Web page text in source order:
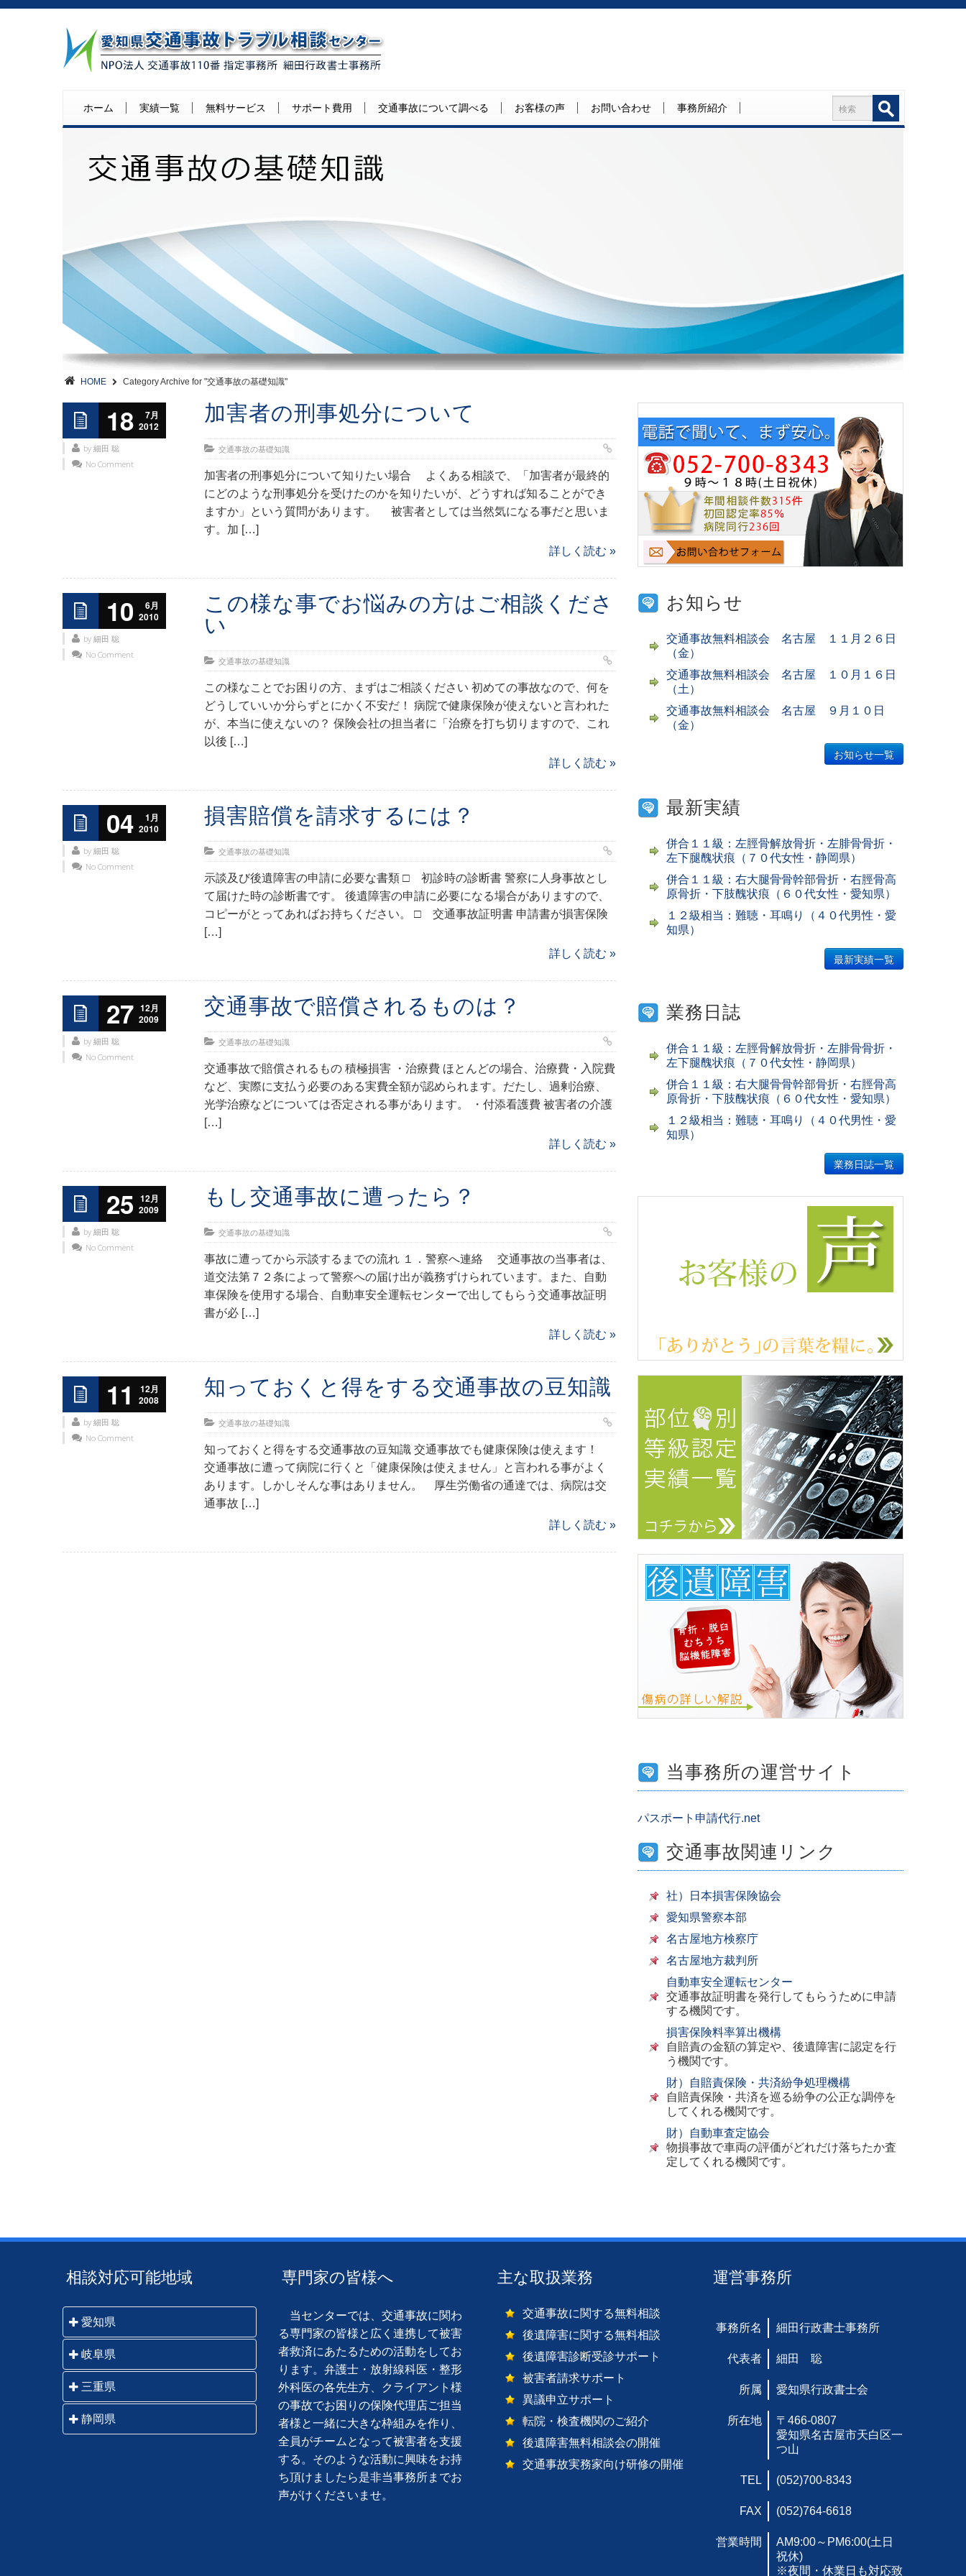
ホーム 実績一覧 無料サービス サポート費用 交通事故について調べる お客様の声 お問い合わせ 事務所紹介
HOME Category Archive for "交通事故の基礎知識"
18
7月
2012
by 細田 聡
No Comment
加害者の刑事処分について
交通事故の基礎知識
加害者の刑事処分について知りたい場合 よくある相談で、「加害者が最終的
にどのような刑事処分を受けたのかを知りたいが、どうすれば知ることができ
ますか」という質問があります。 被害者としては当然気になる事だと思いま
す。加 […]
詳しく読む »
10
6月
2010
by 細田 聡
No Comment
この様な事でお悩みの方はご相談くださ
い
交通事故の基礎知識
この様なことでお困りの方、まずはご相談ください 初めての事故なので、何を
どうしていいか分らずとにかく不安だ！ 病院で健康保険が使えないと言われた
が、本当に使えないの？ 保険会社の担当者に「治療を打ち切りますので、これ
以後 […]
詳しく読む »
04
1月
2010
by 細田 聡
No Comment
損害賠償を請求するには？
交通事故の基礎知識
示談及び後遺障害の申請に必要な書類 □ 初診時の診断書 警察に人身事故とし
て届けた時の診断書です。 後遺障害の申請に必要になる場合がありますので、
コピーがとってあればお持ちください。 □ 交通事故証明書 申請書が損害保険
[…]
詳しく読む »
27 12月
2009
by 細田 聡
No Comment
交通事故で賠償されるものは？
交通事故の基礎知識
交通事故で賠償されるもの 積極損害 ・治療費 ほとんどの場合、治療費・入院費
など、実際に支払う必要のある実費全額が認められます。だたし、過剰治療、
光学治療などについては否定される事があります。 ・付添看護費 被害者の介護
[…]
詳しく読む »
25 12月
2009
by 細田 聡
No Comment
もし交通事故に遭ったら？
交通事故の基礎知識
事故に遭ってから示談するまでの流れ １．警察へ連絡 交通事故の当事者は、
道交法第７２条によって警察への届け出が義務ずけられています。また、自動
車保険を使用する場合、自動車安全運転センターで出してもらう交通事故証明
書が必 […]
詳しく読む »
11
12月
2008
by 細田 聡
No Comment
知っておくと得をする交通事故の豆知識
交通事故の基礎知識
知っておくと得をする交通事故の豆知識 交通事故でも健康保険は使えます！
交通事故に遭って病院に行くと「健康保険は使えません」と言われる事がよく
あります。しかしそんな事はありません。 厚生労働省の通達では、病院は交
通事故 […]
詳しく読む »
お知らせ
交通事故無料相談会 名古屋 １１月２６日
（金）
交通事故無料相談会 名古屋 １０月１６日
（土）
交通事故無料相談会 名古屋 ９月１０日
（金）
お知らせ一覧
最新実績
併合１１級：左脛骨解放骨折・左腓骨骨折・
左下腿醜状痕（７０代女性・静岡県）
併合１１級：右大腿骨骨幹部骨折・右脛骨高
原骨折・下肢醜状痕（６０代女性・愛知県）
１２級相当：難聴・耳鳴り（４０代男性・愛
知県）
最新実績一覧
業務日誌
併合１１級：左脛骨解放骨折・左腓骨骨折・
左下腿醜状痕（７０代女性・静岡県）
併合１１級：右大腿骨骨幹部骨折・右脛骨高
原骨折・下肢醜状痕（６０代女性・愛知県）
１２級相当：難聴・耳鳴り（４０代男性・愛
知県）
業務日誌一覧
当事務所の運営サイト
パスポート申請代行.net
交通事故関連リンク
社）日本損害保険協会
愛知県警察本部
名古屋地方検察庁
名古屋地方裁判所
自動車安全運転センター
交通事故証明書を発行してもらうために申請
する機関です。
損害保険料率算出機構
自賠責の金額の算定や、後遺障害に認定を行
う機関です。
財）自賠責保険・共済紛争処理機構
自賠責保険・共済を巡る紛争の公正な調停を
してくれる機関です。
財）自動車査定協会
物損事故で車両の評価がどれだけ落ちたか査
定してくれる機関です。
相談対応可能地域
愛知県
名古屋市・一宮市・瀬戸市・春日
井市・犬山市・江南市・小牧市・
稲沢市・尾張旭市・岩倉市・豊明
市・日進市・清須市・北名古屋
市・長久手市・津島市・愛西市・
岐阜県
岐阜市・羽島市・各務原市・山県
市・瑞穂市・本巣市・大垣市・海
津市・関市・美濃市・美濃加茂
三重県
桑名市・いなべ市・四日市市・鈴
鹿市・亀山市・津市・松阪市・伊
静岡県
専門家の皆様へ
当センターでは、交通事故に関わ
る専門家の皆様と広く連携して被害
者救済にあたるための活動をしてお
ります。弁護士・放射線科医・整形
外科医の各先生方、クライアント様
の事故でお困りの保険代理店ご担当
者様と一緒に大きな枠組みを作り、
全員がチームとなって被害者を支援
する。そのような活動に興味をお持
ち頂けましたら是非当事務所までお
声がけくださいませ。
主な取扱業務
交通事故に関する無料相談
後遺障害に関する無料相談
後遺障害診断受診サポート
被害者請求サポート
異議申立サポート
転院・検査機関のご紹介
後遺障害無料相談会の開催
交通事故実務家向け研修の開催
運営事務所
事務所名 細田行政書士事務所
代表者 細田 聡
所属 愛知県行政書士会
所在地
〒466-0807
愛知県名古屋市天白区一
つ山
TEL (052)700-8343
FAX (052)764-6618
営業時間
AM9:00～PM6:00(土日
祝休)
※夜間・休業日も対応致